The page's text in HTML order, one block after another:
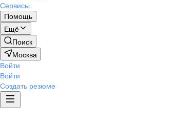
Сервисы
Помощь
Ещё
Поиск
Москва
Войти
Войти
Создать резюме